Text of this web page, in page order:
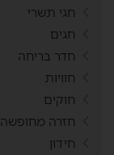
חגי תשרי
חגים
חדר בריחה
חוויות
חוקים
חזרה מחופשה
חידון